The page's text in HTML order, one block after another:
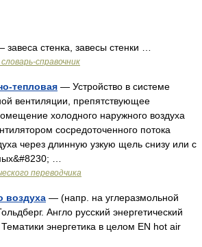
завеса стенка, завесы стенки …
справочник
тепловая — Устройство в системе
вентиляции, препятствующее
холодного наружного воздуха
сосредоточенного потока
через длинную узкую щель снизу или с
…
переводчика
воздуха — (напр. на углеразмольной
Англо русский энергетический
энергетика в целом EN hot air